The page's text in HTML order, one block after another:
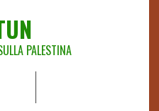
PALESTINA